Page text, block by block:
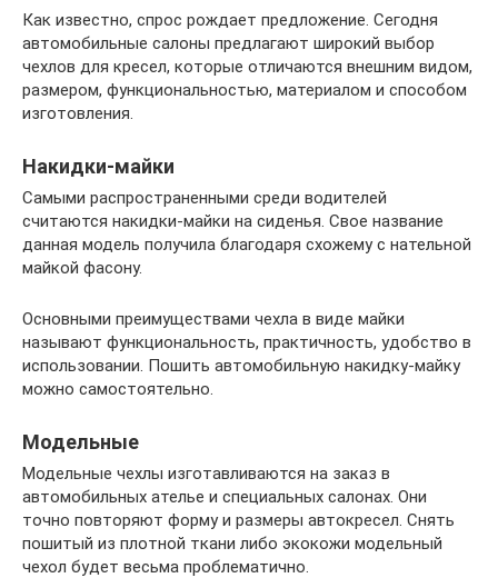
Как известно, спрос рождает предложение. Сегодня
автомобильные салоны предлагают широкий выбор
чехлов для кресел, которые отличаются внешним видом,
размером, функциональностью, материалом и способом
изготовления.
Накидки-майки
Самыми распространенными среди водителей
считаются накидки-майки на сиденья. Свое название
данная модель получила благодаря схожему с нательной
майкой фасону.
Основными преимуществами чехла в виде майки
называют функциональность, практичность, удобство в
использовании. Пошить автомобильную накидку-майку
можно самостоятельно.
Модельные
Модельные чехлы изготавливаются на заказ в
автомобильных ателье и специальных салонах. Они
точно повторяют форму и размеры автокресел. Снять
пошитый из плотной ткани либо экокожи модельный
чехол будет весьма проблематично.